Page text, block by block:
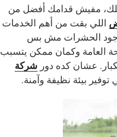
مفيش قدامك أفضل من
اللي بقت من أهم الخدمات
وجود الحشرات مش بس
العامة وكمان ممكن يتسبب
عشان كده دور شركة
بيئة نظيفة وآمنة.